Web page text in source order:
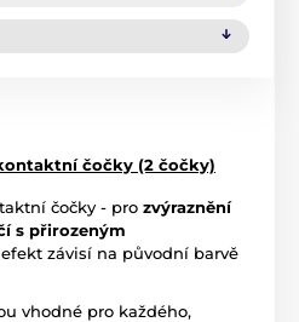
čočky (2 čočky)
čočky - pro zvýraznění
s přirozeným
závisí na původní barvě
vhodné pro každého,